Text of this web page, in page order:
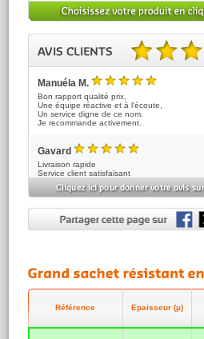
5.00 sur 5 basé
Manuéla M.
5/5
Bon rapport qualité prix,
Une équipe réactive et à l'écoute,
Un service digne de ce nom.
Je recommande activement.
Gavard
5 /5
Livraison rapide
Service client satisfaisant
Référence Epaisseur (µ)